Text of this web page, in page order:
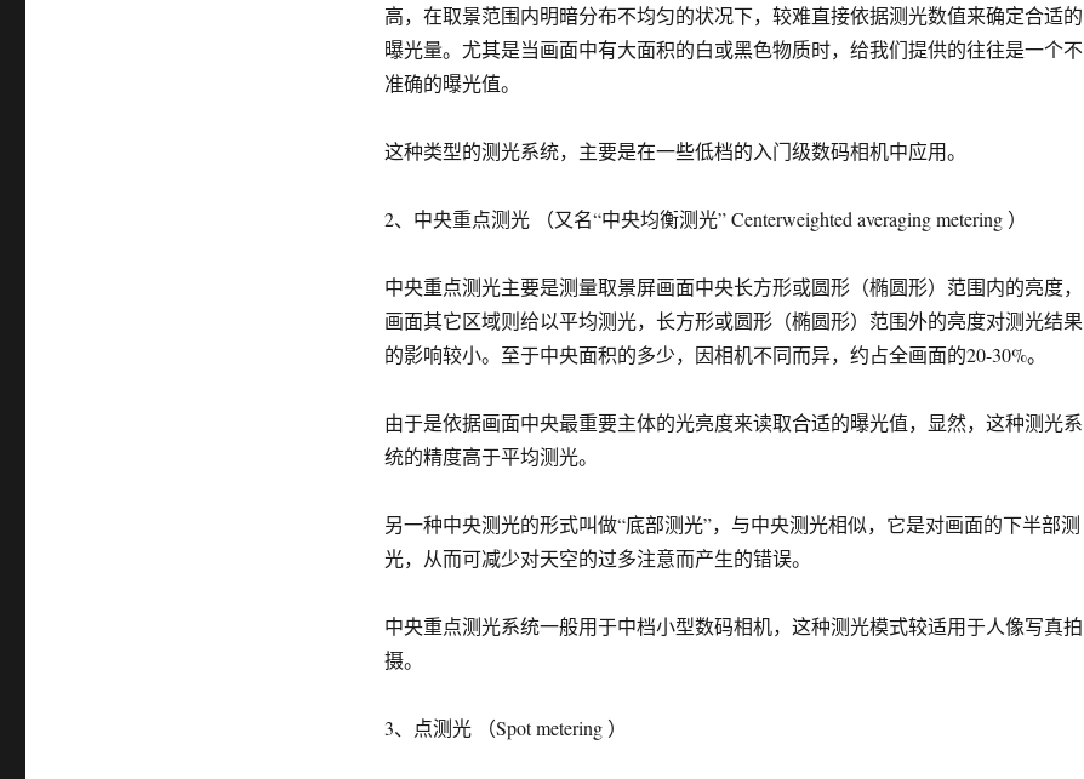
高，在取景范围内明暗分布不均匀的状况下，较难直接依据测光数值来确定合适的
曝光量。尤其是当画面中有大面积的白或黑色物质时，给我们提供的往往是一个不
准确的曝光值。
这种类型的测光系统，主要是在一些低档的入门级数码相机中应用。
2、中央重点测光 （又名“中央均衡测光” Centerweighted averaging metering ）
中央重点测光主要是测量取景屏画面中央长方形或圆形（椭圆形）范围内的亮度，
画面其它区域则给以平均测光，长方形或圆形（椭圆形）范围外的亮度对测光结果
的影响较小。至于中央面积的多少，因相机不同而异，约占全画面的20-30%。
由于是依据画面中央最重要主体的光亮度来读取合适的曝光值，显然，这种测光系
统的精度高于平均测光。
另一种中央测光的形式叫做“底部测光”，与中央测光相似，它是对画面的下半部测
光，从而可减少对天空的过多注意而产生的错误。
中央重点测光系统一般用于中档小型数码相机，这种测光模式较适用于人像写真拍
摄。
3、点测光 （Spot metering ）